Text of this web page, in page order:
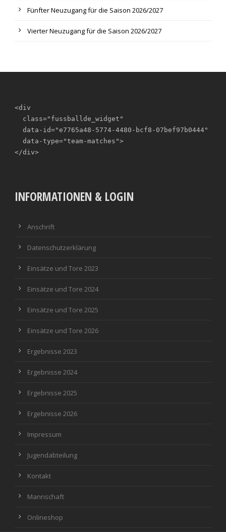
Fünfter Neuzugang für die Saison 2026/2027
Vierter Neuzugang für die Saison 2026/2027
<div
</div>
INFORMATIONEN & LOGIN
Anschrift
Datenschutzerklärung
Einsätze und Tore 2023
Einsätze und Tore 2024
Einsätze und Tore 2025
Einsätze und Tore 2026
Ergebnisse 2023
Ergebnisse 2024
Ergebnisse 2025
Ergebnisse 2026
Impressum
Jugendabteilung
Kontakt
Mannschaft
Onlineshop